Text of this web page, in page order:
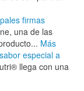
firmas
una de las
Más
especial a
llega con una